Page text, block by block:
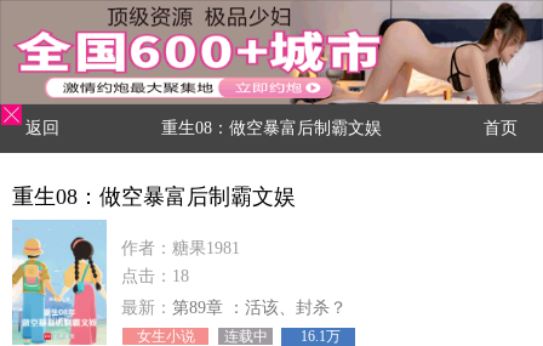
返回 重生08：做空暴富后制霸文娱 首页
重生08：做空暴富后制霸文娱
作者：糖果1981
点击：18
最新： 第89章 ：活该、封杀？
女生小说 连载中 16.1万